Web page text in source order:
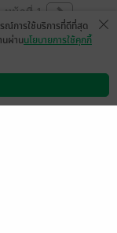
หน้าที่ 1
การใช้งาน ติดต่อเรา
ณ์การใช้บริการที่ดีที่สุด
นผ่านนโยบายการใช้คุกกี้